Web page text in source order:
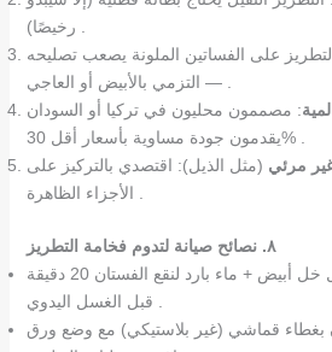
على الفساتين الملونة يصعب تصليحه
— التزمي بالأبيض أو العاجي .
: مصممون محليون في تركيا أو السودان
يقدمون جودة مساوية بأسعار أقل 30% .
مرئي (مثل الذيل): اقتصدي بالتركيز على
٨. نصائح صيانة لتدوم فخامة التطريز
: استخدمي محلول خل أبيض + ماء بارد لنقع الفستان 20 دقيقة
بغطاء قماشي (غير بلاستيكي) مع وضع ورق